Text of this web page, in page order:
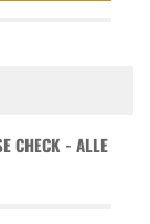
- ALLE D